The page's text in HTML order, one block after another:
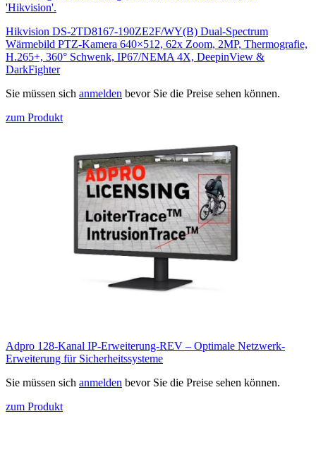
Hikvision DS-2TD8167-190ZE2F/WY(B) Dual‑Spectrum
Wärmebild PTZ‑Kamera 640×512, 62x Zoom, 2MP, Thermografie,
H.265+, 360° Schwenk, IP67/NEMA 4X, DeepinView &
DarkFighter
Sie müssen sich anmelden bevor Sie die Preise sehen können.
zum Produkt
Adpro 128-Kanal IP-Erweiterung-REV – Optimale Netzwerk-
Erweiterung für Sicherheitssysteme
Sie müssen sich anmelden bevor Sie die Preise sehen können.
zum Produkt